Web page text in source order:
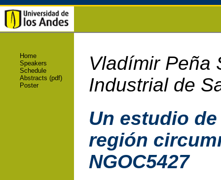
Home
Speakers
Schedule
Abstracts (pdf)
Poster
Vladímir Peña
Industrial de
Un estudio
región
NGOC5427